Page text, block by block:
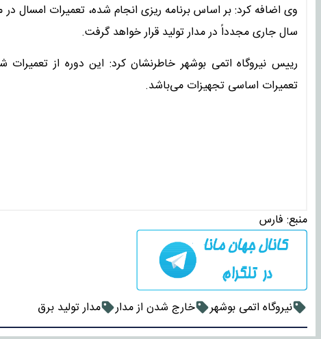
وی اضافه کرد: بر اساس برنامه ریزی انجام شده، تعمیرات امسال
سال جاری مجدداً در مدار تولید قرار خواهد گرفت.
رییس نیروگاه اتمی بوشهر خاطرنشان کرد: این دوره از
تعمیرات اساسی تجهیزات می‌باشد.
منبع: فارس
نیروگاه اتمی بوشهر خارج شدن از مدار مدار تولید برق